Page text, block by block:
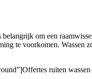
om een
te voorkomen.
ruiten